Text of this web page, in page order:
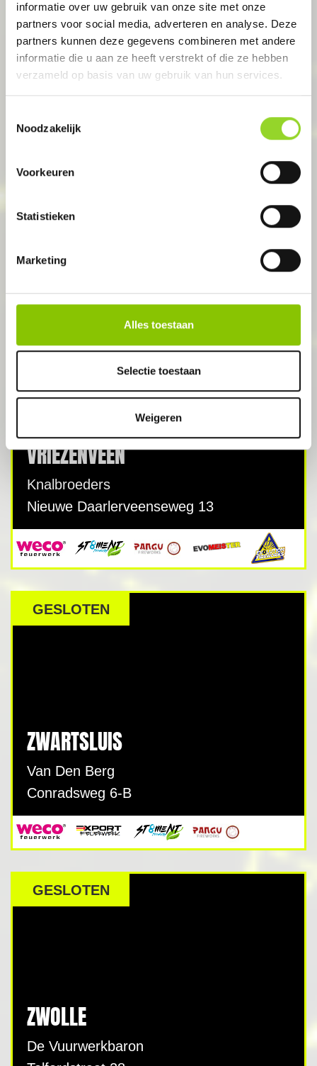
informatie over uw gebruik van onze site met onze
partners voor social media, adverteren en analyse. Deze
partners kunnen deze gegevens combineren met andere
informatie die u aan ze heeft verstrekt of die ze hebben
verzameld op basis van uw gebruik van hun services.
Noodzakelijk
Voorkeuren
Statistieken
Marketing
Alles toestaan
Selectie toestaan
Weigeren
GEOPEND
UELSEN (DE)
Vuurwerk Uelsen
VRIEZENVEEN
Knalbroeders
Nieuwe Daarlerveenseweg 13
GESLOTEN
ZWARTSLUIS
Van Den Berg
Conradsweg 6-B
GESLOTEN
ZWOLLE
De Vuurwerkbaron